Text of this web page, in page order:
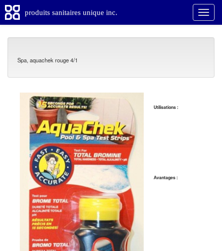
produits sanitaires unique inc.
Spa, aquachek rouge 4/1
Utilisations :
Avantages :